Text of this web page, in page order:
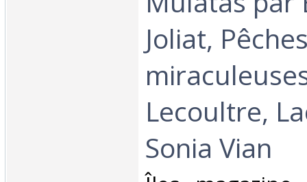
Joliat,
Lecoultre,
Sonia Vian‎